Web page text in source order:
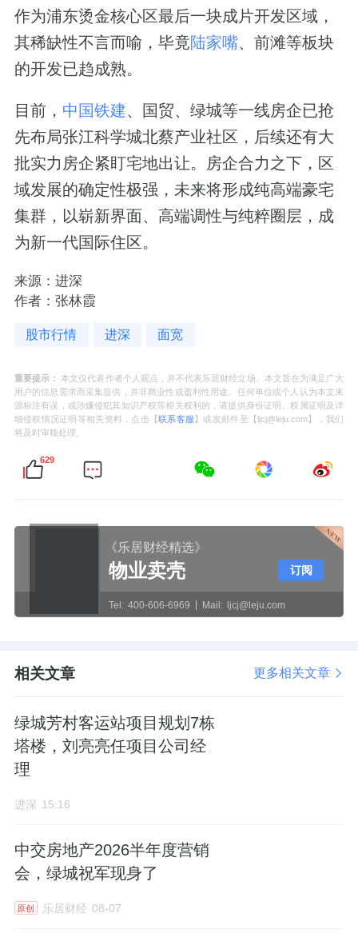
作为浦东烫金核心区最后一块成片开发区域，
其稀缺性不言而喻，毕竟陆家嘴、前滩等板块
的开发已趋成熟。
目前， 中国铁建、国贸、绿城等一线房企已抢
先布局张江科学城北蔡产业社区，后续还有大
批实力房企紧盯宅地出让。房企合力之下，区
域发展的确定性极强，未来将形成纯高端豪宅
集群，以崭新界面、高端调性与纯粹圈层，成
为新一代国际住区。
来源：进深
作者：张林霞
股市行情 进深 面宽
重要提示： 本文仅代表作者个人观点，并不代表乐居财经立场。本文旨在为满足广大
用户的信息需求而采集提供，并非商业性或盈利性用途。任何单位或个人认为本文来
源标注有误，或涉嫌侵犯其知识产权等相关权利的，请提供身份证明、权属证明及详
细侵权情况证明等相关资料，点击【联系客服 】或发邮件至【ljcj@leju.com】，我们
将及时审核处理。
629
《乐居财经精选》
物业卖壳
Tel: 400-606-6969 Mail: ljcj@leju.com
订阅
相关文章 更多相关文章
绿城芳村客运站项目规划7栋
塔楼，刘亮亮任项目公司经
理
进深 15:16
中交房地产2026半年度营销
会，绿城祝军现身了
原创 乐居财经 08-07